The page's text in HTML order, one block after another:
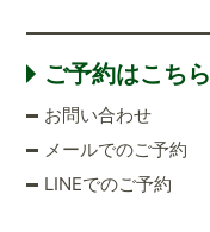
ご予約はこちら
お問い合わせ
メールでのご予約
LINEでのご予約